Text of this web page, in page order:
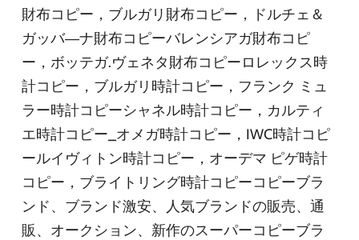
財布コピー，ブルガリ財布コピー，ドルチェ＆
ガッバ―ナ財布コピーバレンシアガ財布コピ
ー，ボッテガ.ヴェネタ財布コピーロレックス時
計コピー，ブルガリ時計コピー，フランク ミュ
ラー時計コピーシャネル時計コピー，カルティ
エ時計コピー_オメガ時計コピー，IWC時計コピ
ールイヴィトン時計コピー，オーデマ ピゲ時計
コピー，ブライトリング時計コピーコピーブラ
ンド、ブランド激安、人気ブランドの販売、通
販、オークション、新作のスーパーコピーブラ